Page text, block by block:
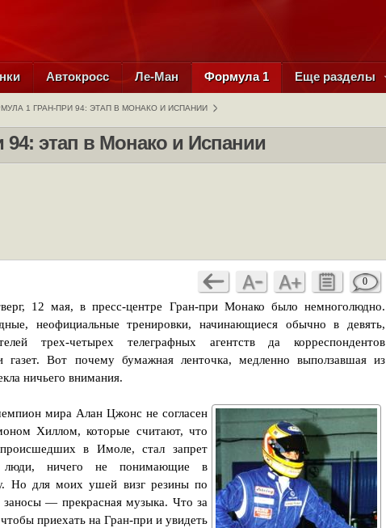
Автокросс Ле-Ман Формула 1 Еще разделы
1 ГРАН-ПРИ 94: ЭТАП В МОНАКО И ИСПАНИИ
этап в Монако и Испании
0
12 мая, в пресс-центре Гран-при Монако было немноголюдно.
неофициальные тренировки, начинающиеся обычно в девять,
трех-четырех телеграфных агентств да корреспондентов
газет. Вот почему бумажная ленточка, медленно выползавшая из
ничьего внимания.
мира Алан Цжонс не согласен
Хиллом, которые считают, что
в Имоле, стал запрет
люди, ничего не понимающие в
Но для моих ушей визг резины по
— прекрасная музыка. Что за
приехать на Гран-при и увидеть